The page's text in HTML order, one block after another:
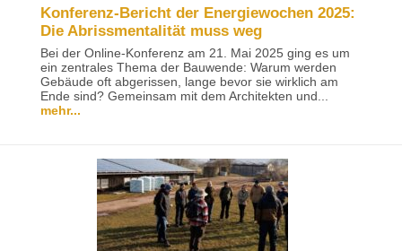
Konferenz-Bericht der Energiewochen 2025:
Die Abrissmentalität muss weg
Bei der Online-Konferenz am 21. Mai 2025 ging es um
ein zentrales Thema der Bauwende: Warum werden
Gebäude oft abgerissen, lange bevor sie wirklich am
Ende sind? Gemeinsam mit dem Architekten und...
mehr...